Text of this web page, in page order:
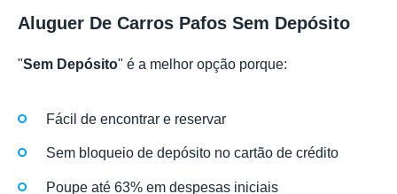
Aluguer De Carros Pafos Sem Depósito
"Sem Depósito" é a melhor opção porque:
Fácil de encontrar e reservar
Sem bloqueio de depósito no cartão de crédito
Poupe até 63% em despesas iniciais